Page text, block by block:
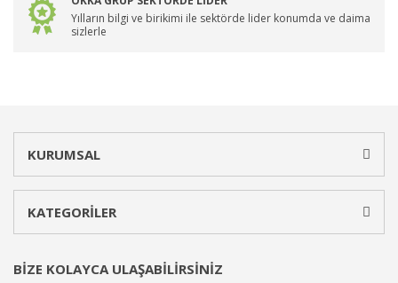
Yılların bilgi ve birikimi ile sektörde lider konumda ve daima
sizlerle
KURUMSAL
KATEGORİLER
BİZE KOLAYCA ULAŞABİLİRSİNİZ